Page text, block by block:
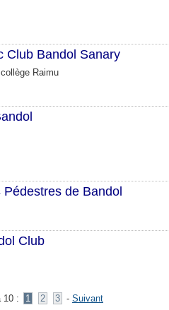
Club Bandol Sanary
Raimu
Pédestres de Bandol
Club
10 : 1 2 3 - Suivant